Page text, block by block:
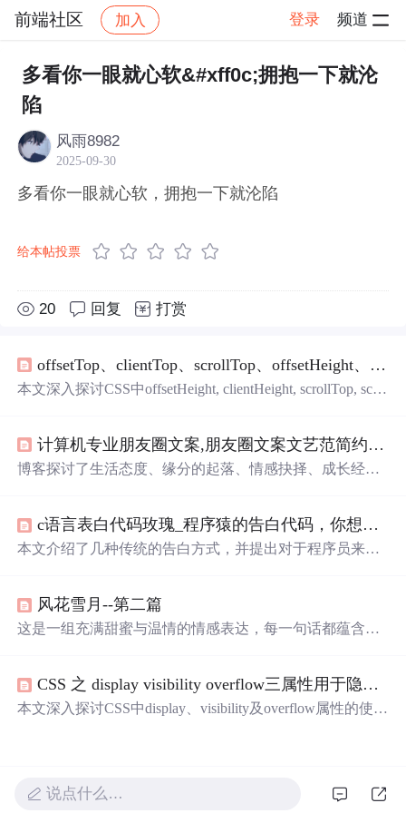
前端社区 加入 登录 频道
社区 前端社区 感慨 帖子详情
多看你一眼就心软&#xff0c;拥抱一下就沦
陷
风雨8982
2025-09-30
多看你一眼就心软，拥抱一下就沦陷
给本帖投票
20 回复 打赏
offsetTop、clientTop、scrollTop、offsetHeight、clientHeight、scrollHeight概念结合图片理解
本文深入探讨CSS中offsetHeight, clientHeight, scrollTop, scrol
作用。
计算机专业朋友圈文案,朋友圈文案文艺范简约 很美很好听的文艺句子合集
博客探讨了生活态度、缘分的起落、情感抉择、成长经历
c语言表白代码玫瑰_程序猿的告白代码，你想要吗？
本文介绍了几种传统的告白方式，并提出对于程序员来说
风花雪月--第二篇
这是一组充满甜蜜与温情的情感表达，每一句话都蕴含着
细腻的一面，让人感受到爱情的美好和力量。
CSS 之 display visibility overflow三属性用于隐藏元素的区别
本文深入探讨CSS中display、visibility及overflow属性的使用
说点什么…